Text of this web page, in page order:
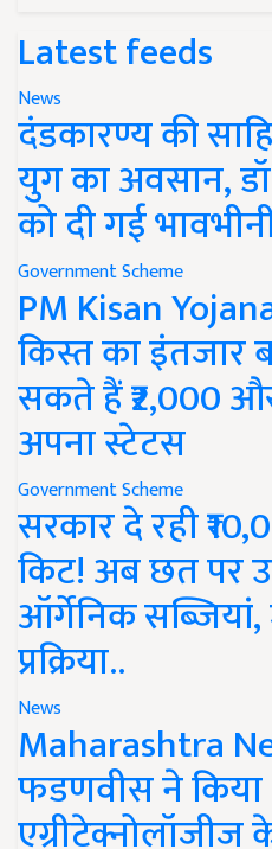
Latest feeds
News
दंडकारण्य की
युग का अवसान, डॉ
को दी गई
Government Scheme
PM Kisan
किस्त का इंतजार
सकते हैं ₹2,000
अपना स्टेटस
Government Scheme
सरकार दे रही
किट! अब छत पर
ऑर्गेनिक
प्रक्रिया..
News
Maharashtra
फडणवीस ने किया